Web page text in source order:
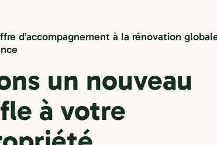
d’accompagnement à la rénovation
un nouveau
à votre